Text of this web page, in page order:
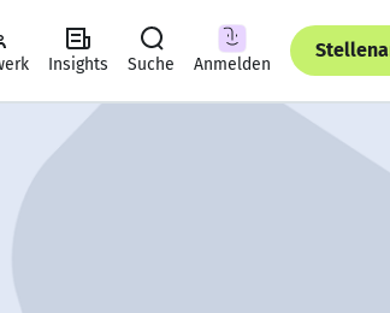
Insights Suche Anmelden